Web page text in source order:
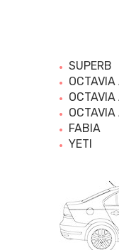
SUPERB
OCTAVIA
OCTAVIA
FABIA
YETI